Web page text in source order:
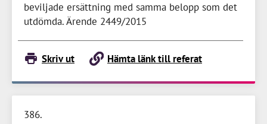
beviljade ersättning med samma belopp som det
utdömda. Ärende 2449/2015
Skriv ut Hämta länk till referat
386